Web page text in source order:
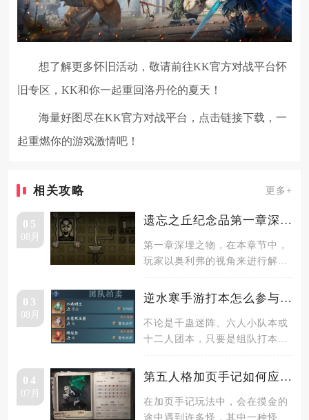
想了解更多怀旧活动，敬请前往KK官方对战平台怀
旧专区，KK和你一起重回洛丹伦的夏天！
海量好图尽在KK官方对战平台，点击链接下载，一
起重燃你的游戏激情吧！
相关攻略 更多+
05
08月
遗忘之丘纪念品第一章深埋之物怎么通关
第一章深埋之物，在本章节中，
玩家以奥利弗的视角来进行解
上的三点
03
08月
逆水寒手游打本怎么参与拍卖
不论是千蛊迷阵、六人小队本或
十二人团本，只要是组队打本就
则不会
04
07月
第五人格加页手记如何应对缄默的绅士
在加页手记玩法中，会在摸金的
途中遇到许多怪，其中一种怪是